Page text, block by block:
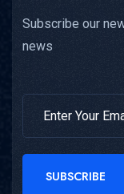
Subscribe our
news
SUBSCRIBE